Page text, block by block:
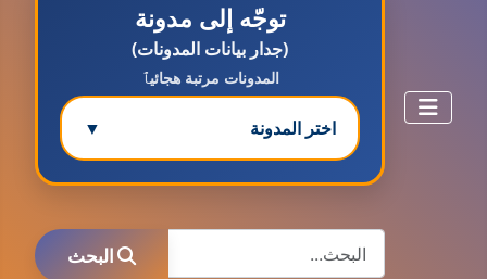
توجّه إلى مدونة
(جدار بيانات المدونات)
المدونات مرتبة هجائيٱ
اختر المدونة ▼
البحث
البحث